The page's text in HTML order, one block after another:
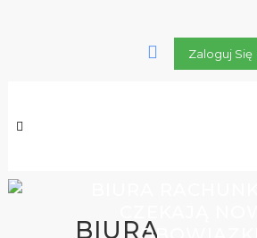
Zaloguj Się
BIURA